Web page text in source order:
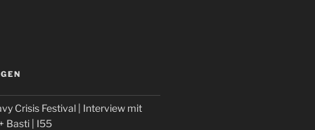
Crisis Festival | Interview mit
Basti | I55